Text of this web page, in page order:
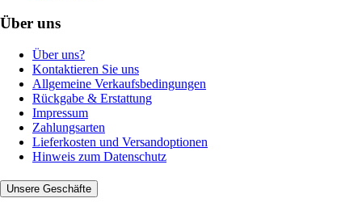
Über uns
Über uns?
Kontaktieren Sie uns
Allgemeine Verkaufsbedingungen
Rückgabe & Erstattung
Impressum
Zahlungsarten
Lieferkosten und Versandoptionen
Hinweis zum Datenschutz
Unsere Geschäfte